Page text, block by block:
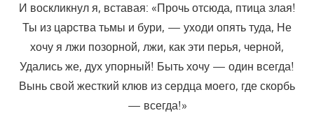
И воскликнул я, вставая: «Прочь отсюда, птица злая!
Ты из царства тьмы и бури, — уходи опять туда, Не
хочу я лжи позорной, лжи, как эти перья, черной,
Удались же, дух упорный! Быть хочу — один всегда!
Вынь свой жесткий клюв из сердца моего, где скорбь
— всегда!»